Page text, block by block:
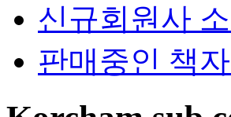
신규회원사
판매중인 책